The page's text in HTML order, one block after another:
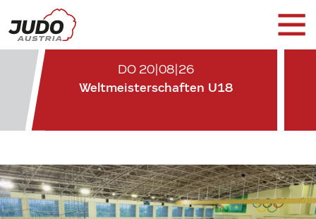
DO 20|08|26
Weltmeisterschaften U18